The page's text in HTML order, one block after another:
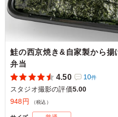
鮭の西京焼き&自家製から揚
弁当
4.50
10件
スタジオ撮影の評価5.00
948円
（税込）